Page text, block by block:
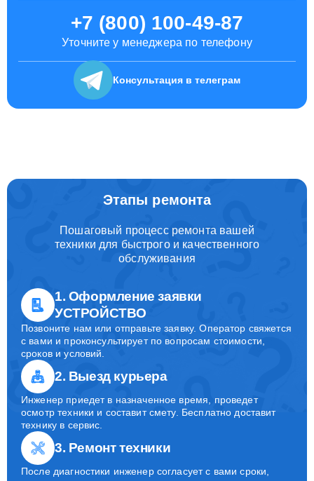
+7 (800) 100-49-87
Уточните у менеджера по телефону
Консультация в телеграм
Этапы ремонта
Пошаговый процесс ремонта вашей
техники для быстрого и качественного
обслуживания
1. Оформление заявки
УСТРОЙСТВО
Позвоните нам или отправьте заявку. Оператор свяжется
с вами и проконсультирует по вопросам стоимости,
сроков и условий.
2. Выезд курьера
Инженер приедет в назначенное время, проведет
осмотр техники и составит смету. Бесплатно доставит
технику в сервис.
3. Ремонт техники
После диагностики инженер согласует с вами сроки,